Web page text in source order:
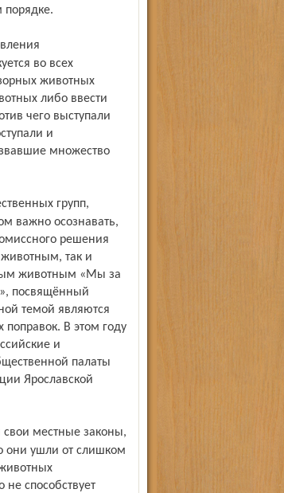
порядке.
во всех
животных
либо ввести
чего выступали
и
множество
важно осознавать,
решения
животным, так и
животным «Мы за
посвящённый
темой являются
поправок. В этом году
и
палаты
Ярославской
они ушли от слишком
способ­ствует